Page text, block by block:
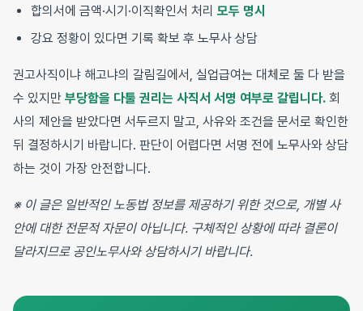
합의서에 금액·시기·이직확인서 처리 모두 명시
강요 정황이 있다면 기록 확보 후 노무사 상담
권고사직이냐 해고냐의 갈림길에서, 실업급여는 대체로 둘 다 받을
수 있지만 부당함을 다툴 권리는 사직서 서명 여부로 갈립니다. 회
사의 제안을 받았다면 서두르지 말고, 사유와 조건을 문서로 확인한
뒤 결정하시기 바랍니다. 판단이 어렵다면 서명 전에 노무사와 상담
하는 것이 가장 안전합니다.
※ 이 글은 일반적인 노동법 정보를 제공하기 위한 것으로, 개별 사
안에 대한 전문적 자문이 아닙니다. 구체적인 상황에 따라 결론이
달라지므로 공인노무사와 상담하시기 바랍니다.